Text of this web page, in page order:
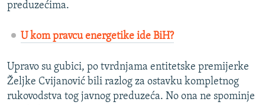
preduzećima.
U kom pravcu energetike ide BiH?
Upravo su gubici, po tvrdnjama entitetske premijerke
Željke Cvijanović bili razlog za ostavku kompletnog
rukovodstva tog javnog preduzeća. No ona ne spominje